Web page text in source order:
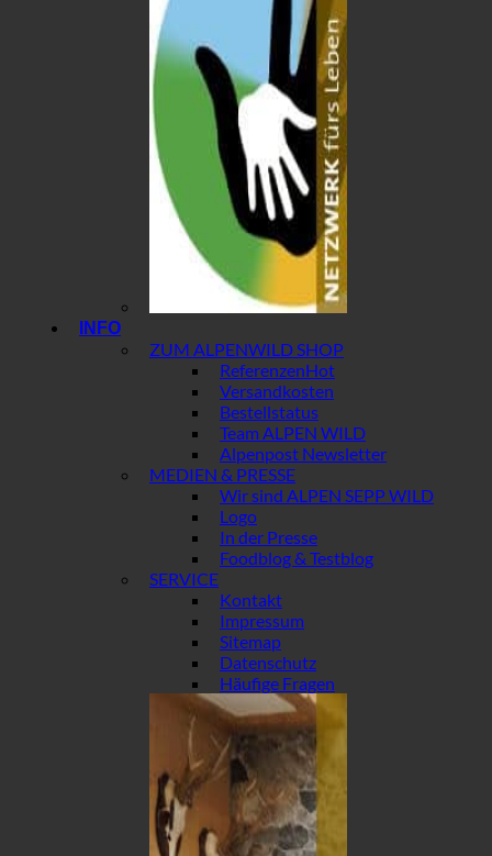
INFO
ZUM ALPENWILD SHOP
Referenzen
Versandkosten
Bestellstatus
Team ALPEN WILD
Alpenpost Newsletter
MEDIEN & PRESSE
Wir sind ALPEN SEPP WILD
Logo
In der Presse
Foodblog & Testblog
SERVICE
Kontakt
Impressum
Sitemap
Datenschutz
Häufige Fragen